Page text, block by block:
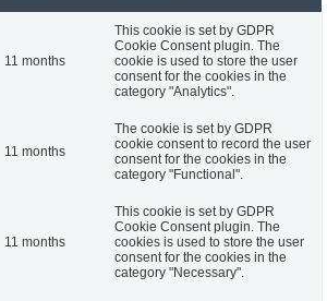
11 months
This cookie is set by GDPR
Cookie Consent plugin. The
cookie is used to store the user
consent for the cookies in the
category "Analytics".
11 months
The cookie is set by GDPR
cookie consent to record the user
consent for the cookies in the
category "Functional".
11 months
This cookie is set by GDPR
Cookie Consent plugin. The
cookies is used to store the user
consent for the cookies in the
category "Necessary".